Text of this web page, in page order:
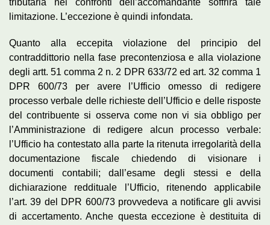
limitazione. L’eccezione è quindi infondata.
Quanto alla eccepita violazione del principio del
contraddittorio nella fase precontenziosa e alla violazione
degli artt. 51 comma 2 n. 2 DPR 633/72 ed art. 32 comma 1
DPR 600/73 per avere l’Ufficio omesso di redigere
processo verbale delle richieste dell’Ufficio e delle risposte
del contribuente si osserva come non vi sia obbligo per
l’Amministrazione di redigere alcun processo verbale:
l’Ufficio ha contestato alla parte la ritenuta irregolarità della
documentazione fiscale chiedendo di visionare i
documenti contabili; dall’esame degli stessi e della
dichiarazione reddituale l’Ufficio, ritenendo applicabile
l’art. 39 del DPR 600/73 provvedeva a notificare gli avvisi
di accertamento. Anche questa eccezione è destituita di